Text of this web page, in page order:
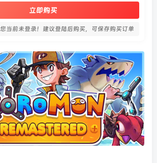
立即购买
您当前未登录！建议登陆后购买，可保存购买订单